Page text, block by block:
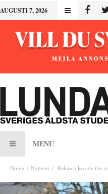
AUGUSTI 7, 2026
MENU
Home Nyheter Rektorn lovade fler